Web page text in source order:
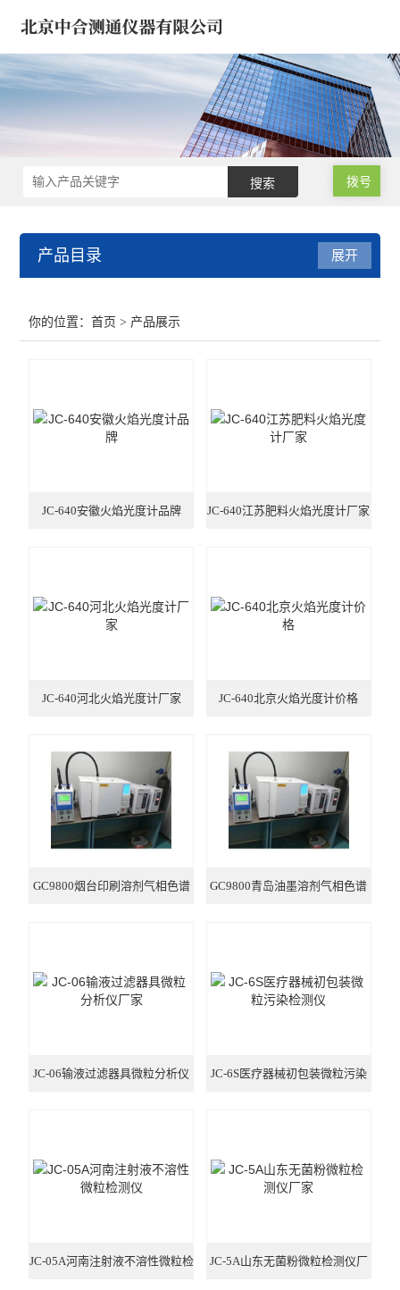
拨号
产品目录
液相色谱仪 离子色谱仪
医疗器械/药品/环境/生物
水分仪/通用仪器/实验家具
安全网/安全带/鞋帽仪器
展开
你的位置：首页 > 产品展示
JC-640安徽火焰光度计品牌 JC-640江苏肥料火焰光度计厂家
JC-640河北火焰光度计厂家 JC-640北京火焰光度计价格
GC9800烟台印刷溶剂气相色谱 GC9800青岛油墨溶剂气相色谱
JC-06输液过滤器具微粒分析仪 JC-6S医疗器械初包装微粒污染
JC-05A河南注射液不溶性微粒检 JC-5A山东无菌粉微粒检测仪厂